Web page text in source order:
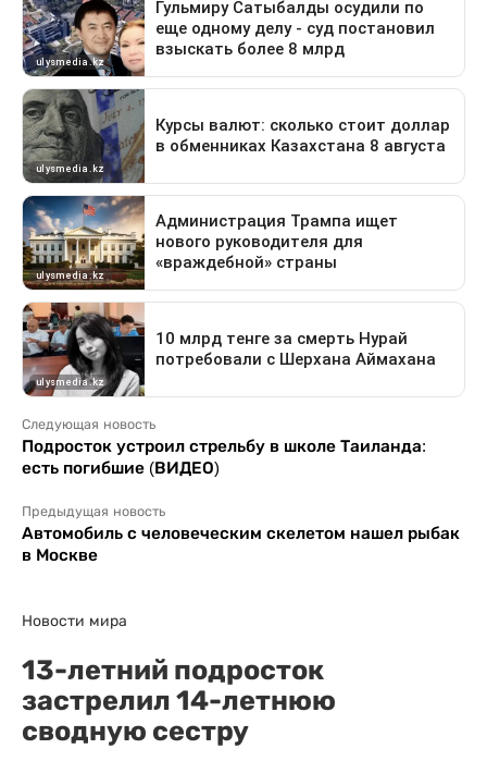
Следующая новость
Подросток устроил стрельбу в школе Таиланда:
есть погибшие (ВИДЕО)
Предыдущая новость
Автомобиль с человеческим скелетом нашел рыбак
в Москве
Новости мира
13-летний подросток
застрелил 14-летнюю
сводную сестру